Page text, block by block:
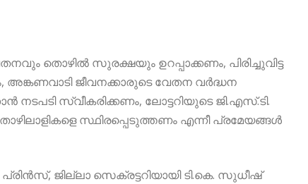
തൊഴിൽ സുരക്ഷയും ഉറപ്പാക്കണം, പിരിച്ചുവിട്ട
അങ്കണവാടി ജീവനക്കാരുടെ വേതന വർദ്ധന
നടപടി സ്വീകരിക്കണം, ലോട്ടറിയുടെ ജി.എസ്.ടി.
സ്ഥിരപ്പെടുത്തണം എന്നീ പ്രമേയങ്ങൾ
ജില്ലാ സെക്രട്ടറിയായി ടി.കെ. സുധീഷ്